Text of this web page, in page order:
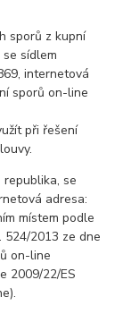
sporů z kupní
sídlem
internetová
sporů on-line
při řešení
se
adresa:
místem podle
524/2013 ze dne
on-line
2009/22/ES